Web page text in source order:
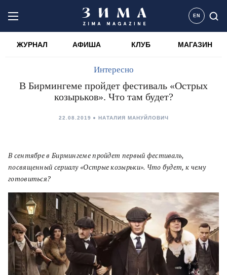
EN
ЖУРНАЛ АФИША КЛУБ МАГАЗИН
Интересно
В Бирмингеме пройдет фестиваль «Острых
козырьков». Что там будет?
22.08.2019 НАТАЛИЯ МАНУЙЛОВИЧ
В сентябре в Бирмингеме пройдет первый фестиваль,
посвященный сериалу «Острые козырьки». Что будет, к чему
готовиться?